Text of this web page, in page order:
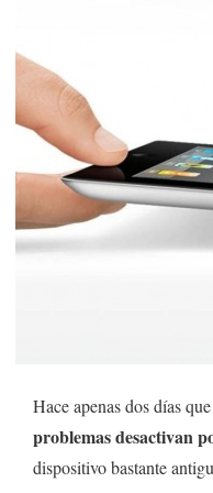
Hace apenas dos días
problemas desactivan
dispositivo bastante